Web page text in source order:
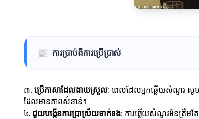
📰 ការប្រាប់ពីការប្រើប្រាស់
៣. ប្រើភាសាដែលងាយស្រួល: ពេលដែលអ្នកឆ្លើយសំណួរ សូ
ដែលមានភាពសំខាន់។
៤. ជួយបង្កើនការប្រាស្រ័យទាក់ទង: ការឆ្លើយសំណួរមិនត្រឹមតែ